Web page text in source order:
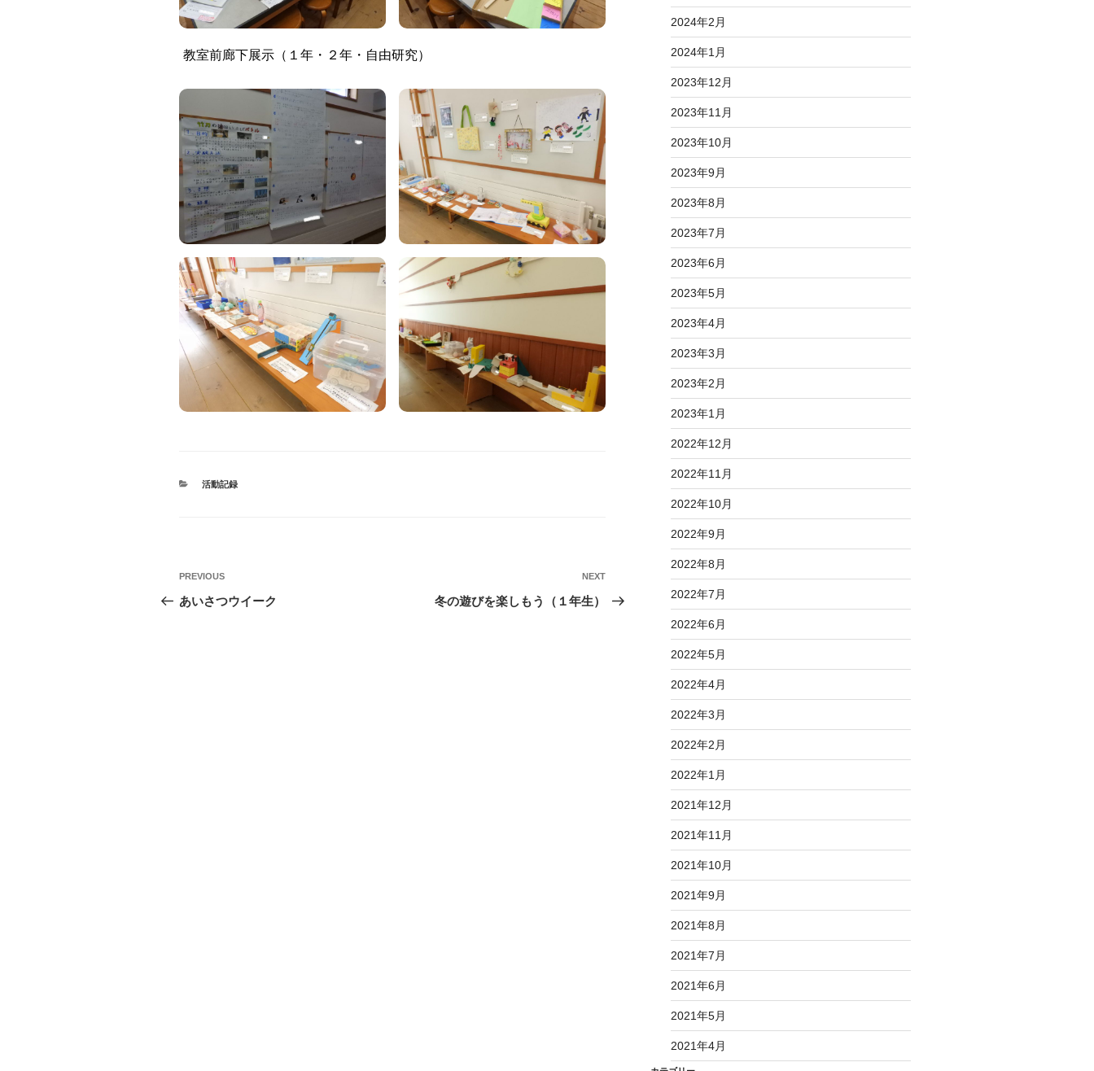
教室前廊下展示（１年・２年・自由研究）
CATEGORIES
活動記録
投
稿
Previous
Post
PREVIOUS
あいさつウイーク
Next
Post
NEXT
冬の遊びを楽しもう（１年生）
2024年2月
2024年1月
2023年12月
2023年11月
2023年10月
2023年9月
2023年8月
2023年7月
2023年6月
2023年5月
2023年4月
2023年3月
2023年2月
2023年1月
2022年12月
2022年11月
2022年10月
2022年9月
2022年8月
2022年7月
2022年6月
2022年5月
2022年4月
2022年3月
2022年2月
2022年1月
2021年12月
2021年11月
2021年10月
2021年9月
2021年8月
2021年7月
2021年6月
2021年5月
2021年4月